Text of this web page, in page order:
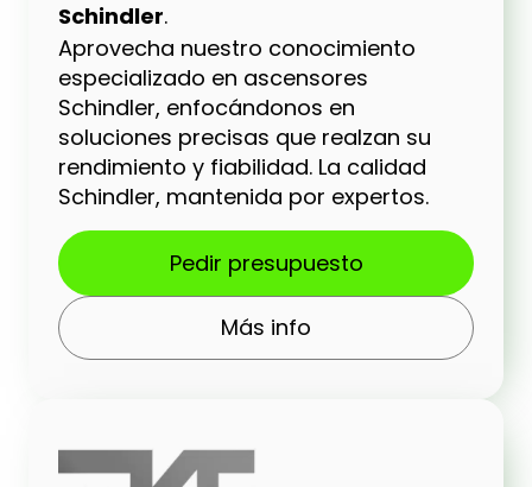
Schindler.
Aprovecha nuestro conocimiento
especializado en ascensores
Schindler, enfocándonos en
soluciones precisas que realzan su
rendimiento y fiabilidad. La calidad
Schindler, mantenida por expertos.
Pedir presupuesto
Más info